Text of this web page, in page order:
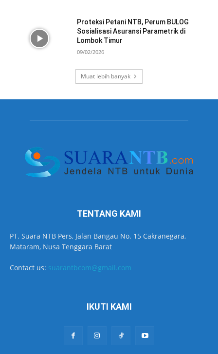
Proteksi Petani NTB, Perum BULOG
Sosialisasi Asuransi Parametrik di
Lombok Timur
09/02/2026
Muat lebih banyak
TENTANG KAMI
PT. Suara NTB Pers, Jalan Bangau No. 15 Cakranegara,
Mataram, Nusa Tenggara Barat
Contact us: suarantbcom@gmail.com
IKUTI KAMI